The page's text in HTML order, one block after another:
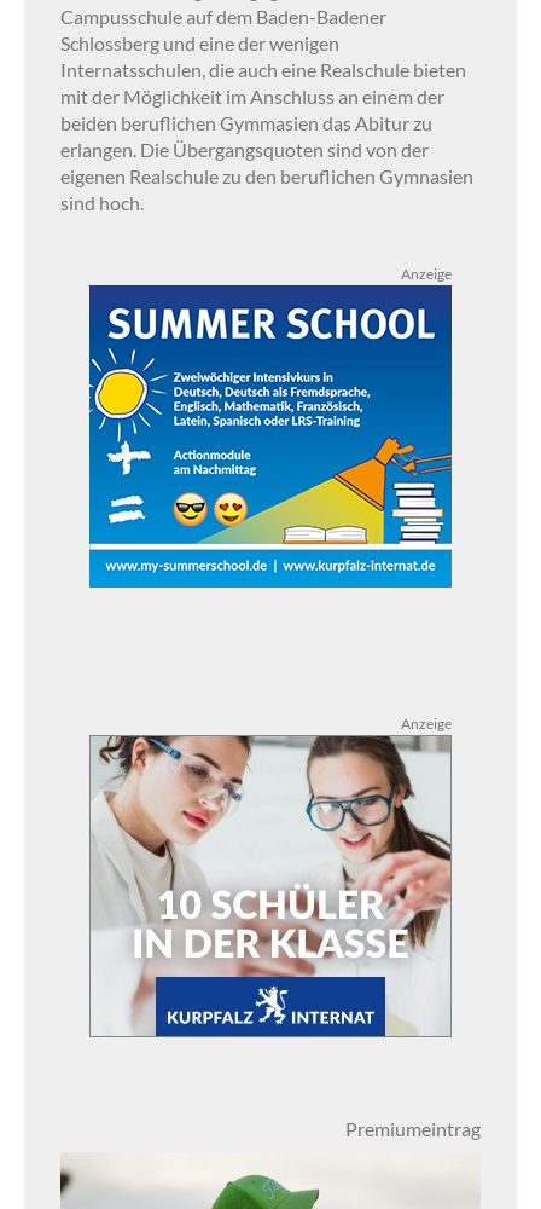
Campusschule auf dem Baden-Badener
Schlossberg und eine der wenigen
Internatsschulen, die auch eine Realschule bieten
mit der Möglichkeit im Anschluss an einem der
beiden beruflichen Gymmasien das Abitur zu
erlangen. Die Übergangsquoten sind von der
eigenen Realschule zu den beruflichen Gymnasien
sind hoch.
Anzeige
Anzeige
Premiumeintrag